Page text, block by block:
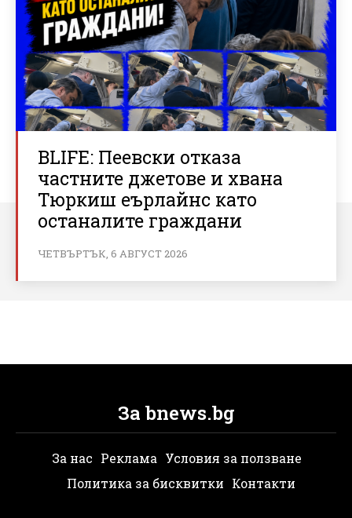
BLIFE: Пеевски отказа
частните джетове и хвана
Тюркиш еърлайнс като
останалите граждани
ЧЕТВЪРТЪК, 6 АВГУСТ 2026
За bnews.bg
За нас Реклама Условия за ползване
Политика за бисквитки Контакти